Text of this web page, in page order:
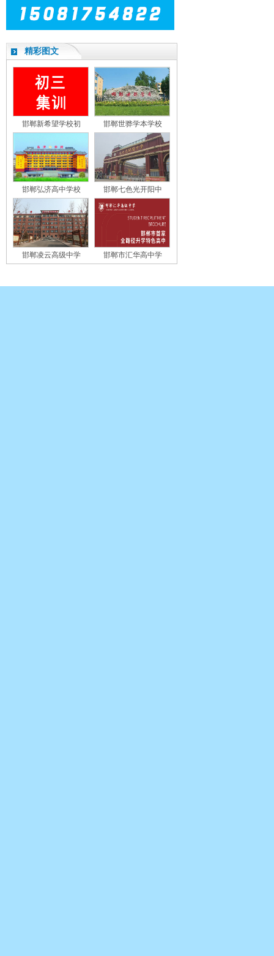
精彩图文
邯郸新希望学校初 邯郸世骅学本学校
邯郸弘济高中学校 邯郸七色光开阳中
邯郸凌云高级中学 邯郸市汇华高中学